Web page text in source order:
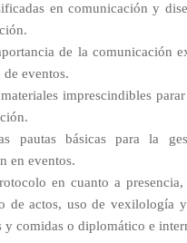
en comunicación y
de la comunicación
eventos.
imprescindibles
pautas básicas para la
en eventos.
en cuanto a
de actos, uso de vexilología
y comidas o diplomático e